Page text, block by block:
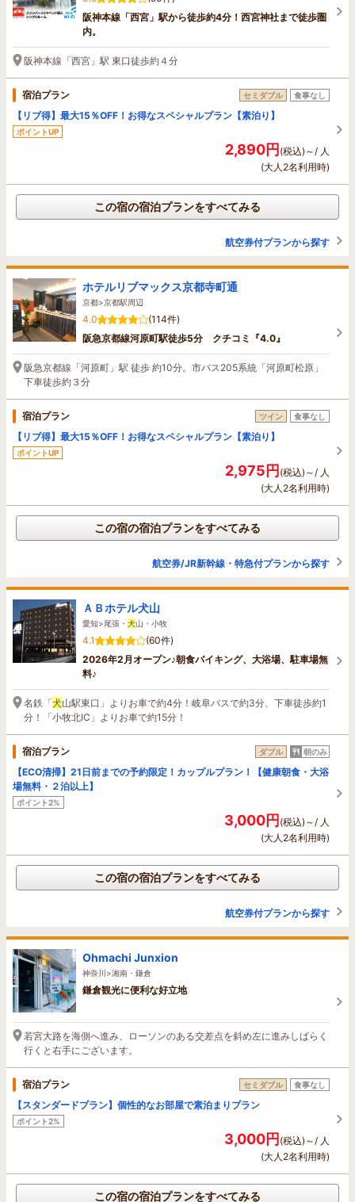
阪神本線「西宮」駅から徒歩約4分！西宮神社まで徒歩圏
内。
阪神本線「西宮」駅 東口徒歩約４分
宿泊プラン セミダブル 食事なし
【リブ得】最大15％OFF！お得なスペシャルプラン【素泊り】
ポイントUP
2,890円(税込)～/ 人
(大人2名利用時)
この宿の宿泊プランをすべてみる
航空券付プランから探す
ホテルリブマックス京都寺町通
京都>京都駅周辺
4.0
(114件)
阪急京都線河原町駅徒歩5分 クチコミ『4.0』
阪急京都線「河原町」駅 徒歩 約10分。市バス205系統「河原町松原」
下車徒歩約３分
宿泊プラン ツイン 食事なし
【リブ得】最大15％OFF！お得なスペシャルプラン【素泊り】
ポイントUP
2,975円(税込)～/ 人
(大人2名利用時)
この宿の宿泊プランをすべてみる
航空券/JR新幹線・特急付プランから探す
ＡＢホテル犬山
愛知>尾張・ 犬山・小牧
4.1
(60件)
2026年2月オープン♪朝食バイキング、大浴場、駐車場無
料♪
名鉄「犬山駅東口」よりお車で約4分！岐阜バスで約3分、下車徒歩約1
分！「小牧北IC」よりお車で約15分！
宿泊プラン ダブル 朝のみ
【ECO清掃】21日前までの予約限定！カップルプラン！【健康朝食・大浴
場無料・２泊以上】
ポイント2%
3,000円(税込)～/ 人
(大人2名利用時)
この宿の宿泊プランをすべてみる
航空券付プランから探す
Ohmachi Junxion
神奈川>湘南・鎌倉
鎌倉観光に便利な好立地
若宮大路を海側へ進み、ローソンのある交差点を斜め左に進みしばらく
行くと右手にございます。
宿泊プラン セミダブル 食事なし
【スタンダードプラン】個性的なお部屋で素泊まりプラン
ポイント2%
3,000円(税込)～/ 人
(大人2名利用時)
この宿の宿泊プランをすべてみる